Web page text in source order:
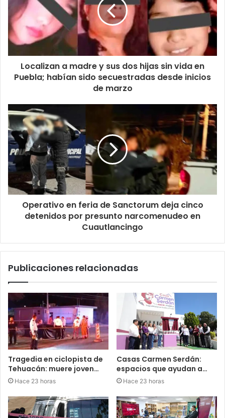
Localizan a madre y sus dos hijas sin vida en
Puebla; habían sido secuestradas desde inicios
de marzo
Operativo en feria de Sanctorum deja cinco
detenidos por presunto narcomenudeo en
Cuautlancingo
Publicaciones relacionadas
Tragedia en ciclopista de
Tehuacán: muere joven…
Hace 23 horas
Casas Carmen Serdán:
espacios que ayudan a…
Hace 23 horas